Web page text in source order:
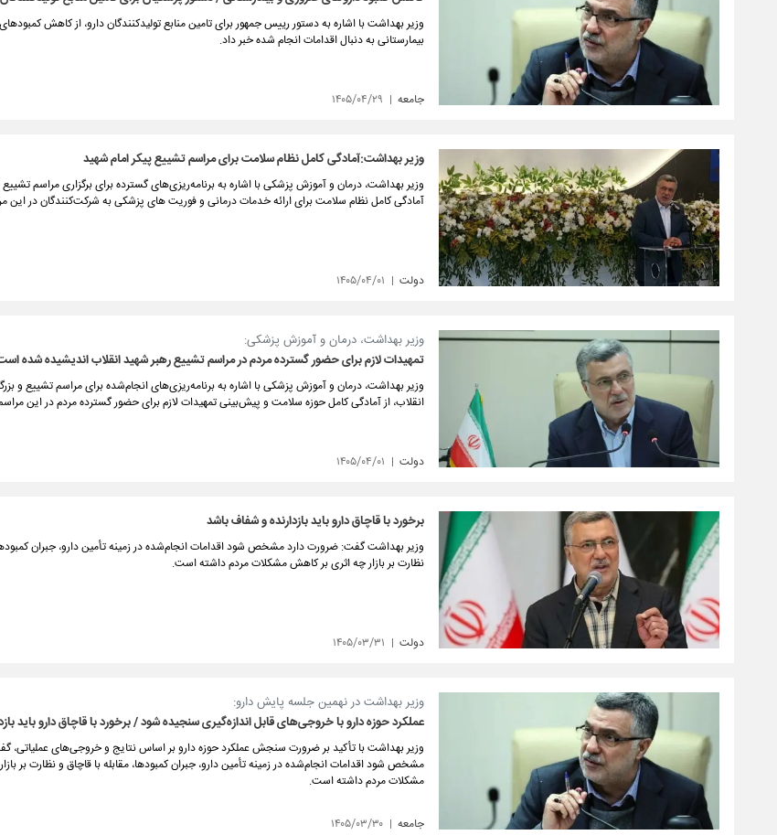
وزیر بهداشت با اشاره به دستور رییس جمهور برای تامین منابع تولیدکنندگان دارو، از کاهش
بیمارستانی به دنبال اقدامات انجام شده خبر داد.
جامعه ۱۴۰۵/۰۴/۲۹
وزیر بهداشت:آمادگی کامل نظام سلامت برای مراسم تشییع پیکر امام شهید
وزیر بهداشت، درمان و آموزش پزشکی با اشاره به برنامه‌ریزی‌های گسترده برای برگزاری مراسم تشییع
آمادگی کامل نظام سلامت برای ارائه خدمات درمانی و فوریت های پزشکی به شرکت‌کنندگان در این
دولت ۱۴۰۵/۰۴/۰۱
وزیر بهداشت، درمان و آموزش پزشکی:
تمهیدات لازم برای حضور گسترده مردم در مراسم تشییع رهبر شهید انقلاب اندیشیده شده
وزیر بهداشت، درمان و آموزش پزشکی با اشاره به برنامه‌ریزی‌های انجام‌شده برای مراسم تشییع و
انقلاب، از آمادگی کامل حوزه سلامت و پیش‌بینی تمهیدات لازم برای حضور گسترده مردم در این
دولت ۱۴۰۵/۰۴/۰۱
برخورد با قاچاق دارو باید بازدارنده و شفاف باشد
وزیر بهداشت گفت: ضرورت دارد مشخص شود اقدامات انجام‌شده در زمینه تأمین دارو، جبران
نظارت بر بازار چه اثری بر کاهش مشکلات مردم داشته است.
دولت ۱۴۰۵/۰۳/۳۱
وزیر بهداشت در نهمین جلسه پایش دارو:
عملکرد حوزه دارو با خروجی‌های قابل اندازه‌گیری سنجیده شود / برخورد با قاچاق دارو باید
وزیر بهداشت با تأکید بر ضرورت سنجش عملکرد حوزه دارو بر اساس نتایج و خروجی‌های عملیاتی،
مشخص شود اقدامات انجام‌شده در زمینه تأمین دارو، جبران کمبودها، مقابله با قاچاق و نظارت بر
مشکلات مردم داشته است.
جامعه ۱۴۰۵/۰۳/۳۰